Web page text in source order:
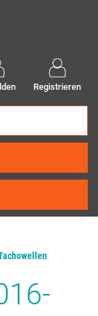
Registrieren